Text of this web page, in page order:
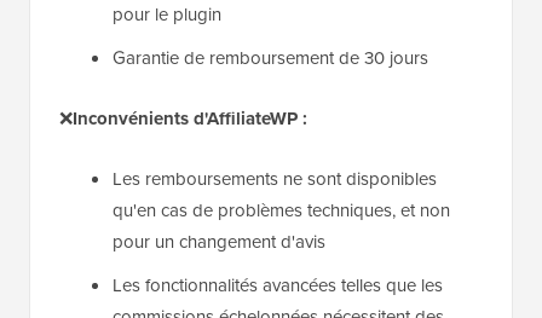
pour le plugin
Garantie de remboursement de 30 jours
❌Inconvénients d'AffiliateWP :
Les remboursements ne sont disponibles
qu'en cas de problèmes techniques, et non
pour un changement d'avis
Les fonctionnalités avancées telles que les